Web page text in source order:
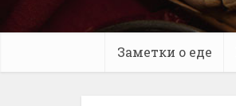
Заметки о еде